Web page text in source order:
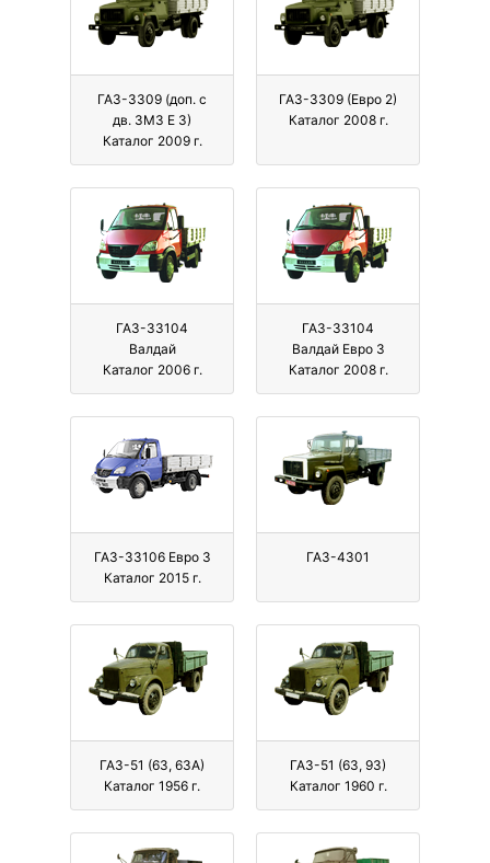
ГАЗ-3309 (доп. с
дв. ЗМЗ Е 3)
Каталог 2009 г.
ГАЗ-3309 (Евро 2)
Каталог 2008 г.
ГАЗ-33104
Валдай
Каталог 2006 г.
ГАЗ-33104
Валдай Евро 3
Каталог 2008 г.
ГАЗ-33106 Евро 3
Каталог 2015 г.
ГАЗ-4301
ГАЗ-51 (63, 63А)
Каталог 1956 г.
ГАЗ-51 (63, 93)
Каталог 1960 г.